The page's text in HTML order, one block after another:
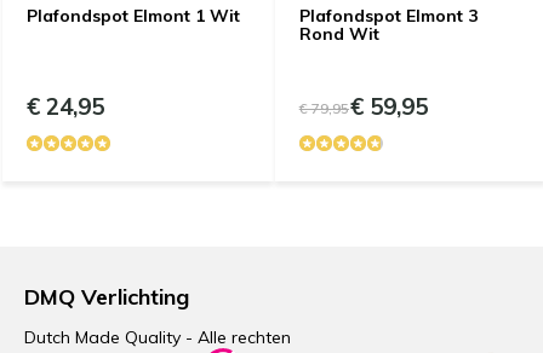
Plafondspot Elmont 1 Wit
€ 24,95
Plafondspot Elmont 3
Rond Wit
€ 79,95€ 59,95
DMQ Verlichting
Dutch Made Quality - Alle rechten